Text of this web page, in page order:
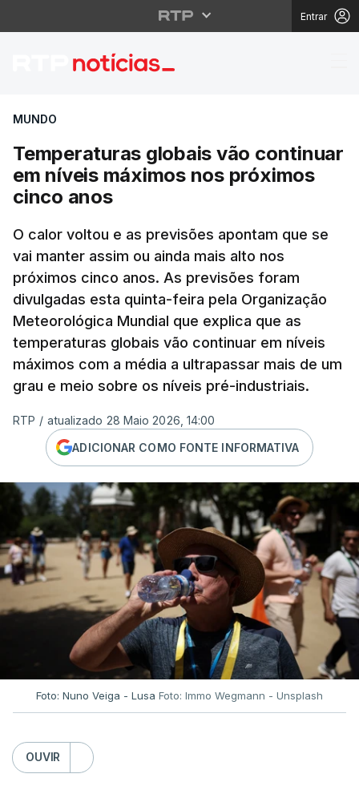
Entrar
Temperaturas
MUNDO
Temperaturas globais vão continuar
em níveis máximos nos próximos
cinco anos
O calor voltou e as previsões apontam que se
vai manter assim ou ainda mais alto nos
próximos cinco anos. As previsões foram
divulgadas esta quinta-feira pela Organização
Meteorológica Mundial que explica que as
temperaturas globais vão continuar em níveis
máximos com a média a ultrapassar mais de um
grau e meio sobre os níveis pré-industriais.
RTP / atualizado 28 Maio 2026, 14:00
ADICIONAR COMO FONTE INFORMATIVA
Foto: Nuno Veiga - Lusa Foto: Immo Wegmann - Unsplash
OUVIR